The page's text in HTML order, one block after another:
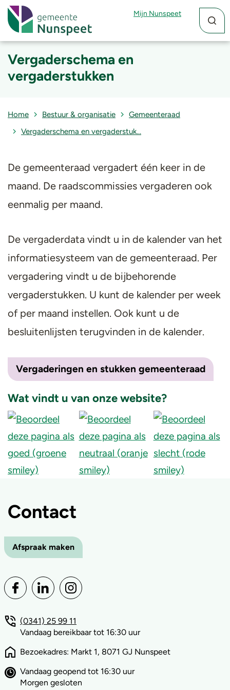
Mijn Nunspeet
Vergaderschema en
vergaderstukken
Home Bestuur & organisatie
Gemeenteraad
Vergaderschema en vergaderstuk…
De gemeenteraad vergadert één keer in de
maand. De raadscommissies vergaderen ook
eenmalig per maand.
De vergaderdata vindt u in de kalender van het
informatiesysteem van de gemeenteraad. Per
vergadering vindt u de bijbehorende
vergaderstukken. U kunt de kalender per week
of per maand instellen. Ook kunt u de
besluitenlijsten terugvinden in de kalender.
Vergaderingen en stukken gemeenteraad
Wat vindt u van onze website?
Contact
Afspraak maken
(0341) 25 99 11
Vandaag bereikbaar tot 16:30 uur
Bezoekadres: Markt 1, 8071 GJ Nunspeet
Vandaag geopend tot 16:30 uur
Morgen gesloten